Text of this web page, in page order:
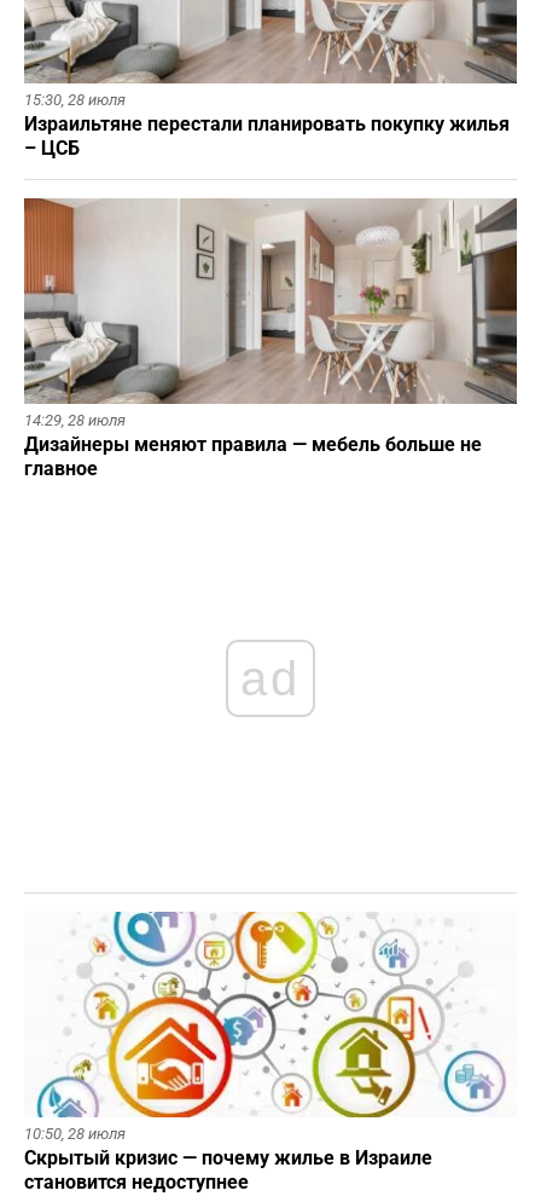
15:30, 28 июля
Израильтяне перестали планировать покупку жилья
– ЦСБ
14:29, 28 июля
Дизайнеры меняют правила — мебель больше не
главное
ad
10:50, 28 июля
Скрытый кризис — почему жилье в Израиле
становится недоступнее